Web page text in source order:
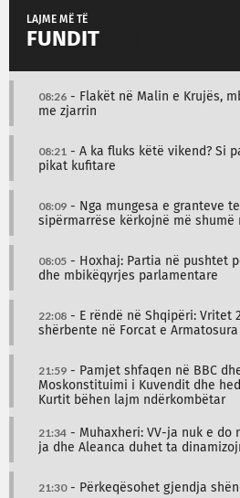
LAJME MË TË
FUNDIT
08:26 - Flakët në Malin e Krujës,
me zjarrin
08:21 - A ka fluks këtë vikend? Si
pikat kufitare
08:09 - Nga mungesa e granteve
sipërmarrëse kërkojnë më shumë
08:05 - Hoxhaj: Partia në pushtet
dhe mbikëqyrjes parlamentare
22:08 - E rëndë në Shqipëri: Vritet
shërbente në Forcat e Armatosura
21:59 - Pamjet shfaqen në BBC
Moskonstituimi i Kuvendit dhe
Kurtit bëhen lajm ndërkombëtar
21:34 - Muhaxheri: VV-ja nuk e do
ja dhe Aleanca duhet ta
21:30- Përkeqësohet gjendja